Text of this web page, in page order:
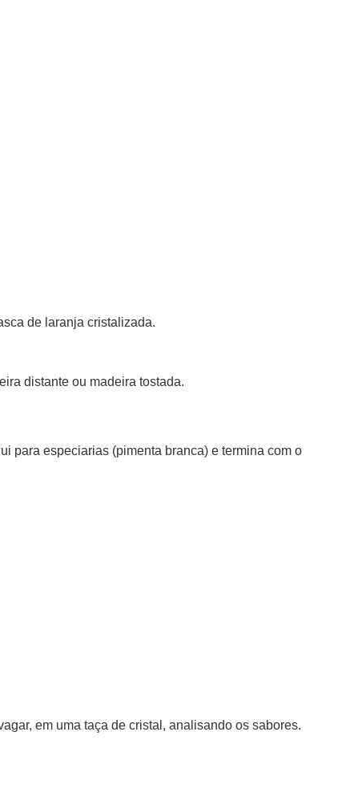
de laranja cristalizada.
distante ou madeira tostada.
para especiarias (pimenta branca) e termina com o
em uma taça de cristal, analisando os sabores.